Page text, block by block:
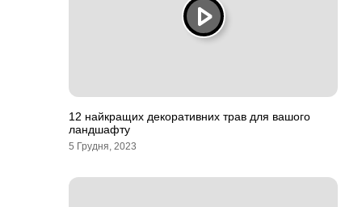
12 найкращих декоративних трав для вашого
ландшафту
5 Грудня, 2023